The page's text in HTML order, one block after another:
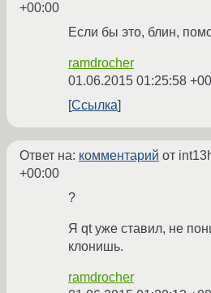
+00:00
Если бы это, блин,
ramdrocher
01.06.2015 01:25:58
Ссылка
Ответ на: комментарий от
+00:00
?
Я qt уже ставил, не
клонишь.
ramdrocher